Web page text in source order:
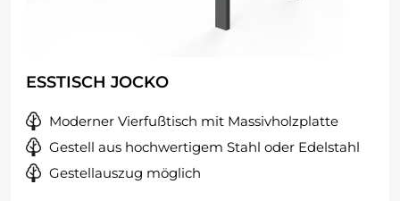
ESSTISCH JOCKO
Moderner Vierfußtisch mit Massivholzplatte
Gestell aus hochwertigem Stahl oder Edelstahl
Gestellauszug möglich